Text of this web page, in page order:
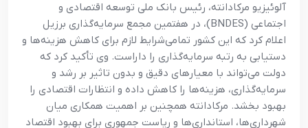
آلوئیزیو مرکادانته، رئیس بانک ملی توسعه اقتصادی و
اجتماعی (BNDES)، در هفتمین مجمع سرمایه‌گذاری برزیل
اعلام کرد که این کشور تمامی‌شرایط لازم برای کاهش هزینه‌ها و
دستیابی به رتبه سرمایه‌گذاری را داراست. وی تأکید کرد که
دولت می‌تواند با معیارهای دقیق و بدون تاثیر بر رشد و
سرمایه‌گذاری، هزینه‌ها را کاهش داده و انتظارات اقتصادی را
بهبود بخشد. مرکادانته همچنین بر اهمیت همکاری میان
شهرداری‌ها، استانداری‌ها و ریاست جمهوری برای بهبود اقتصاد